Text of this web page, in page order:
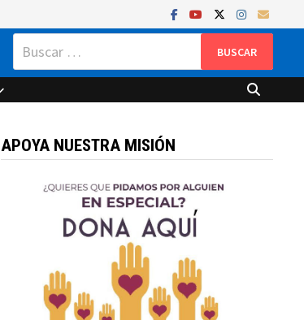
Buscar:
APOYA NUESTRA MISIÓN